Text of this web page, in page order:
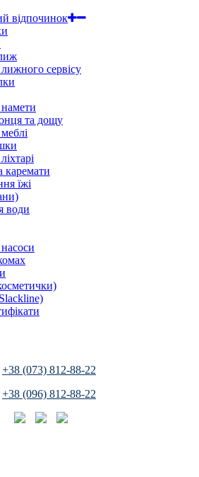
відпочинок
сервісу
та дощу
каремати
їжі
води
+38 (073) 812-88-22
+38 (096) 812-88-22